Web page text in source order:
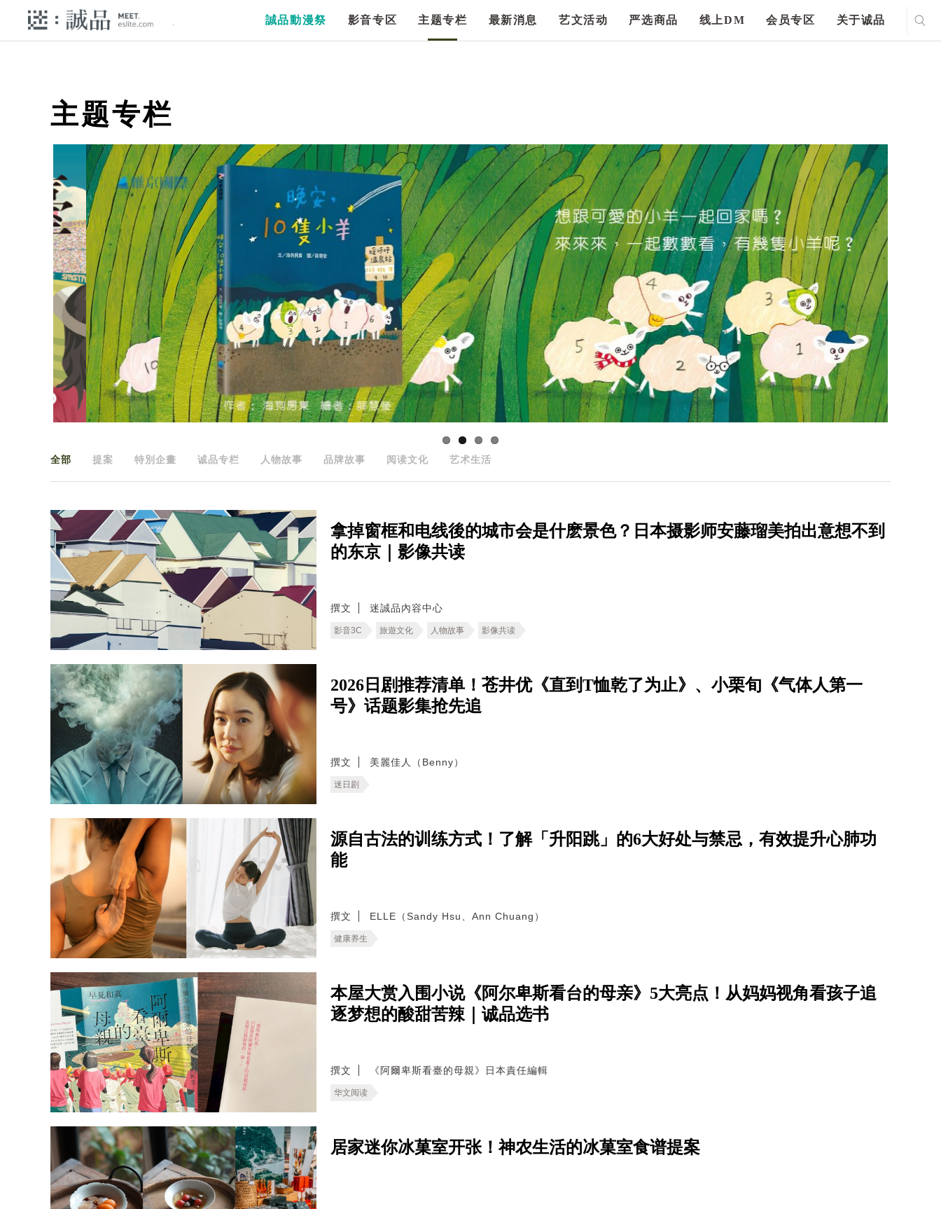
誠品動漫祭 影音专区 主题专栏 最新消息 艺文活动 严选商品 线上DM 会员专区 关于诚品
主题专栏
全部 提案 特別企畫 诚品专栏 人物故事 品牌故事 阅读文化 艺术生活
拿掉窗框和电线後的城市会是什麽景色？日本摄影师安藤瑠美拍出意想不到
的东京｜影像共读
撰文 迷誠品內容中心
影音3C 旅遊文化 人物故事 影像共读
2026日剧推荐清单！苍井优《直到T恤乾了为止》、小栗旬《气体人第一
号》话题影集抢先追
撰文 美麗佳人（Benny）
迷日剧
源自古法的训练方式！了解「升阳跳」的6大好处与禁忌，有效提升心肺功
能
撰文 ELLE（Sandy Hsu、Ann Chuang）
健康养生
本屋大赏入围小说《阿尔卑斯看台的母亲》5大亮点！从妈妈视角看孩子追
逐梦想的酸甜苦辣｜诚品选书
撰文 《阿爾卑斯看臺的母親》日本責任編輯
华文阅读
居家迷你冰菓室开张！神农生活的冰菓室食谱提案